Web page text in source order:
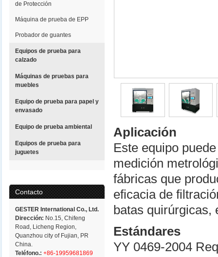
de Protección
Máquina de prueba de EPP
Probador de guantes
Equipos de prueba para
calzado
Máquinas de pruebas para
muebles
Equipo de prueba para papel y
envasado
Equipo de prueba ambiental
Equipos de prueba para
juguetes
Contacto
GESTER International Co., Ltd.
Dirección: No.15, Chifeng
Road, Licheng Region,
Quanzhou city of Fujian, PR
China.
Teléfono.: +86-19959681869
Aplicación
Este equipo
medición
fábricas que
eficacia de
batas quirúrgicas,
Estándares
YY 0469-2004